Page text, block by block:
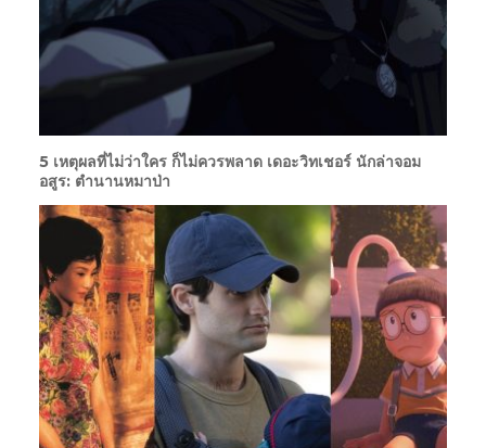
5 เหตุผลที่ไม่ว่าใคร ก็ไม่ควรพลาด เดอะวิทเชอร์ นักล่าจอม
อสูร: ตำนานหมาป่า